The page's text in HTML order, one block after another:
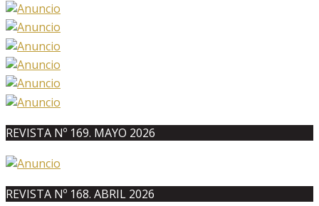
REVISTA Nº 169. MAYO 2026
REVISTA Nº 168. ABRIL 2026